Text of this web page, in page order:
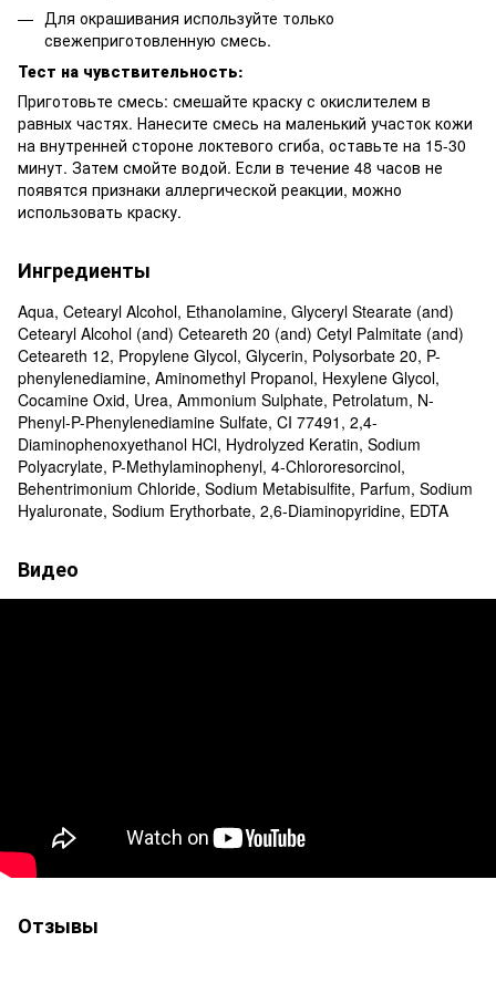
Для окрашивания используйте только
свежеприготовленную смесь.
Тест на чувствительность:
Приготовьте смесь: смешайте краску с окислителем в
равных частях. Нанесите смесь на маленький участок кожи
на внутренней стороне локтевого сгиба, оставьте на 15-30
минут. Затем смойте водой. Если в течение 48 часов не
появятся признаки аллергической реакции, можно
использовать краску.
Ингредиенты
Aqua, Cetearyl Alcohol, Ethanolamine, Glyceryl Stearate (and)
Cetearyl Alcohol (and) Ceteareth 20 (and) Cetyl Palmitate (and)
Ceteareth 12, Propylene Glycol, Glycerin, Polysorbate 20, P-
phenylenediamine, Aminomethyl Propanol, Hexylene Glycol,
Cocamine Oxid, Urea, Ammonium Sulphate, Petrolatum, N-
Phenyl-P-Phenylenediamine Sulfate, CI 77491, 2,4-
Diaminophenoxyethanol HCl, Hydrolyzed Keratin, Sodium
Polyacrylate, P-Methylaminophenyl, 4-Chlororesorcinol,
Behentrimonium Chloride, Sodium Metabisulfite, Parfum, Sodium
Hyaluronate, Sodium Erythorbate, 2,6-Diaminopyridine, EDTA
Видео
Отзывы